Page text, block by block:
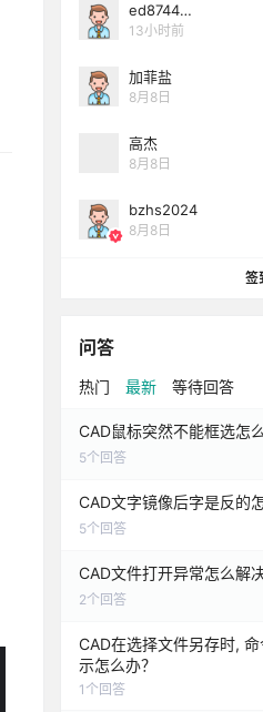
ed8744…
13小时前
加菲盐
8月8日
高杰
8月8日
bzhs2024
8月8日
签
问答
热门 最新 等待回答
CAD鼠标突然不能框选怎
5个回答
CAD文字镜像后字是反的
5个回答
CAD文件打开异常怎么解决
2个回答
CAD在选择文件另存时,
示怎么办？
1 个回答